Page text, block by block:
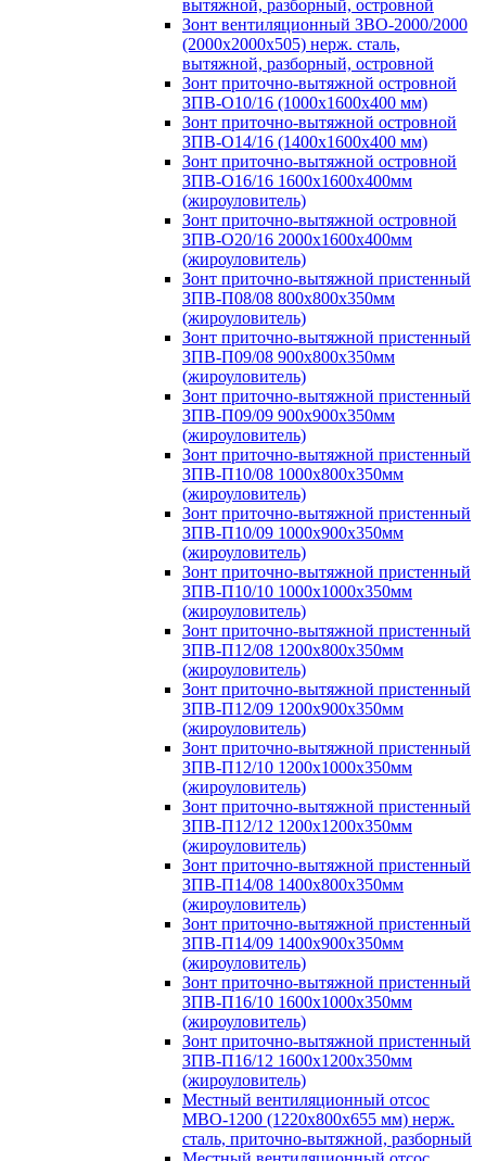
вытяжной, разборный, островной
Зонт вентиляционный ЗВО-2000/2000
(2000х2000х505) нерж. сталь,
вытяжной, разборный, островной
Зонт приточно-вытяжной островной
ЗПВ-О10/16 (1000х1600х400 мм)
Зонт приточно-вытяжной островной
ЗПВ-О14/16 (1400х1600х400 мм)
Зонт приточно-вытяжной островной
ЗПВ-О16/16 1600х1600х400мм
(жироуловитель)
Зонт приточно-вытяжной островной
ЗПВ-О20/16 2000х1600х400мм
(жироуловитель)
Зонт приточно-вытяжной пристенный
ЗПВ-П08/08 800х800х350мм
(жироуловитель)
Зонт приточно-вытяжной пристенный
ЗПВ-П09/08 900х800х350мм
(жироуловитель)
Зонт приточно-вытяжной пристенный
ЗПВ-П09/09 900х900х350мм
(жироуловитель)
Зонт приточно-вытяжной пристенный
ЗПВ-П10/08 1000х800х350мм
(жироуловитель)
Зонт приточно-вытяжной пристенный
ЗПВ-П10/09 1000х900х350мм
(жироуловитель)
Зонт приточно-вытяжной пристенный
ЗПВ-П10/10 1000х1000х350мм
(жироуловитель)
Зонт приточно-вытяжной пристенный
ЗПВ-П12/08 1200х800х350мм
(жироуловитель)
Зонт приточно-вытяжной пристенный
ЗПВ-П12/09 1200х900х350мм
(жироуловитель)
Зонт приточно-вытяжной пристенный
ЗПВ-П12/10 1200х1000х350мм
(жироуловитель)
Зонт приточно-вытяжной пристенный
ЗПВ-П12/12 1200х1200х350мм
(жироуловитель)
Зонт приточно-вытяжной пристенный
ЗПВ-П14/08 1400х800х350мм
(жироуловитель)
Зонт приточно-вытяжной пристенный
ЗПВ-П14/09 1400х900х350мм
(жироуловитель)
Зонт приточно-вытяжной пристенный
ЗПВ-П16/10 1600х1000х350мм
(жироуловитель)
Зонт приточно-вытяжной пристенный
ЗПВ-П16/12 1600х1200х350мм
(жироуловитель)
Местный вентиляционный отсос
МВО-1200 (1220х800х655 мм) нерж.
сталь, приточно-вытяжной, разборный